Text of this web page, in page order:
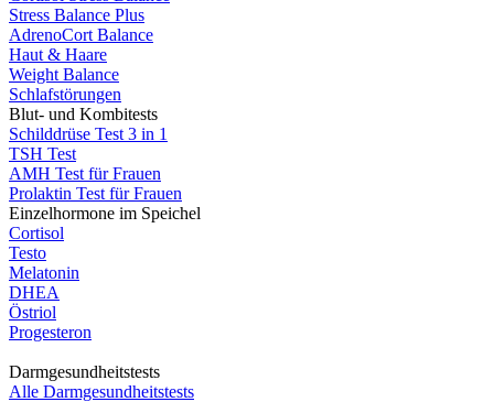
Stress Balance Plus
AdrenoCort Balance
Haut & Haare
Weight Balance
Schlafstörungen
Blut- und Kombitests
Schilddrüse Test 3 in 1
TSH Test
AMH Test für Frauen
Prolaktin Test für Frauen
Einzelhormone im Speichel
Cortisol
Testo
Melatonin
DHEA
Östriol
Progesteron
Darmgesundheitstests
Alle Darmgesundheitstests